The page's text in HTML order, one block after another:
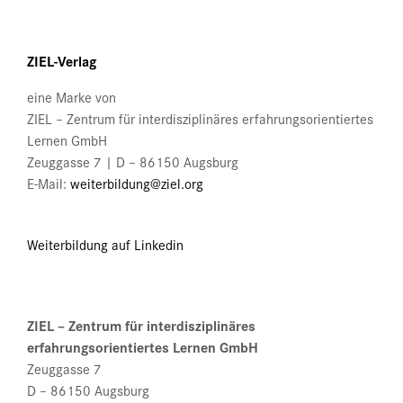
gewählt
werden
ZIEL-Verlag
eine Marke von
ZIEL – Zentrum für interdisziplinäres erfahrungsorientiertes
Lernen GmbH
Zeuggasse 7 | D – 86150 Augsburg
E-Mail: weiterbildung@ziel.org
Weiterbildung auf Linkedin
ZIEL – Zentrum für interdisziplinäres
erfahrungsorientiertes Lernen GmbH
Zeuggasse 7
D – 86150 Augsburg